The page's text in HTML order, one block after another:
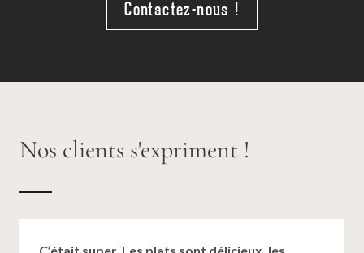
Contactez-nous !
Nos clients s'expriment !
C’était super. Les plats sont délicieux, les